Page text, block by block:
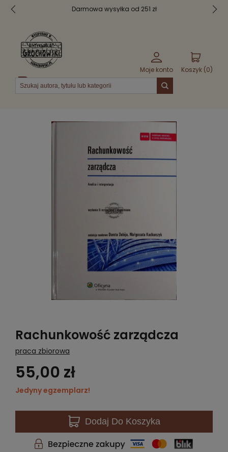
Darmowa wysyłka od 251 zł
Moje konto Koszyk (0)
Menu
Rachunkowość zarządcza
praca zbiorowa
55,00 zł
Jedyny egzemplarz!
Dodaj Do Koszyka